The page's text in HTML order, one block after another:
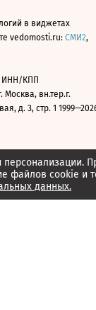
файлов cookie и
данных.
в виджетах
vedomosti.ru: СМИ2,
ИНН/КПП
Москва, вн.тер.г.
д. 3, стр. 1